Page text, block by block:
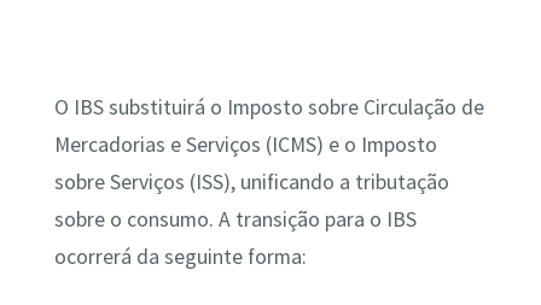
O IBS substituirá o Imposto sobre Circulação de
Mercadorias e Serviços (ICMS) e o Imposto
sobre Serviços (ISS), unificando a tributação
sobre o consumo. A transição para o IBS
ocorrerá da seguinte forma: